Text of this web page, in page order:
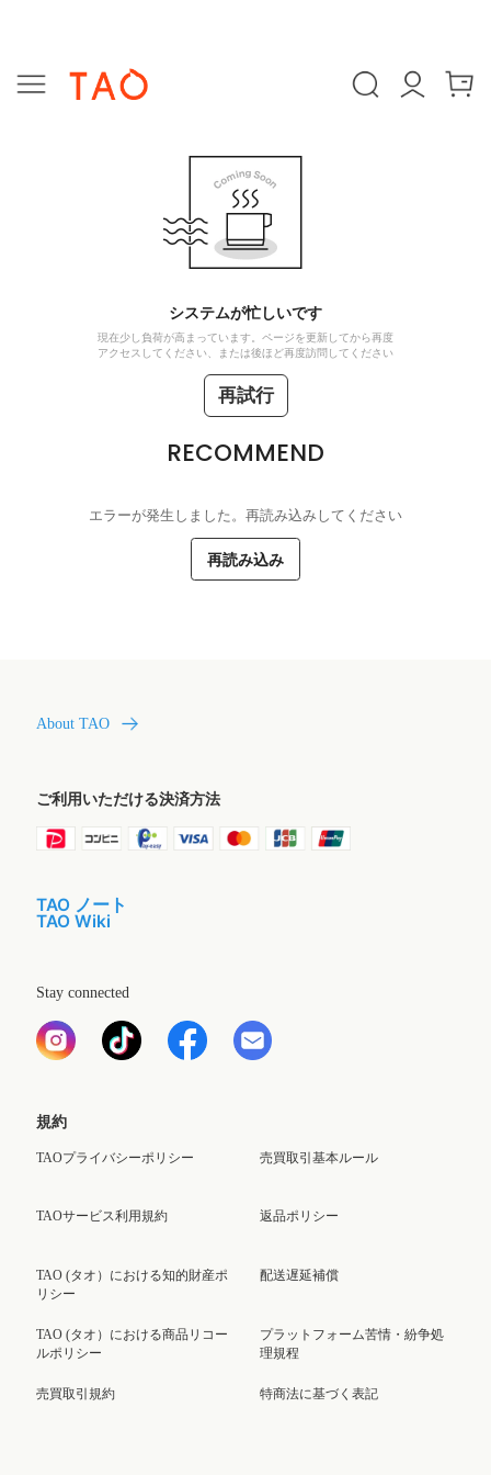
システムが忙しいです
現在少し負荷が高まっています。ページを更新してから再度
アクセスしてください、または後ほど再度訪問してください
再試行
RECOMMEND
エラーが発生しました。再読み込みしてください
再読み込み
About TAO
ご利用いただける決済方法
TAO ノート
TAO Wiki
Stay connected
規約
TAOプライバシーポリシー
TAOサービス利用規約
TAO (タオ）における知的財産ポ
リシー
TAO (タオ）における商品リコー
ルポリシー
売買取引規約
売買取引基本ルール
返品ポリシー
配送遅延補償
プラットフォーム苦情・紛争処
理規程
特商法に基づく表記